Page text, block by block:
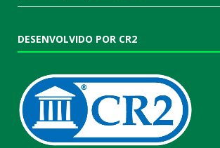
DESENVOLVIDO POR CR2